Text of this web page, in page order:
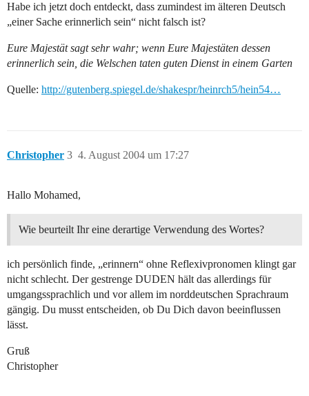
Habe ich jetzt doch entdeckt, dass zumindest im älteren Deutsch
„einer Sache erinnerlich sein“ nicht falsch ist?
Eure Majestät sagt sehr wahr; wenn Eure Majestäten dessen
erinnerlich sein, die Welschen taten guten Dienst in einem Garten
Quelle: http://gutenberg.spiegel.de/shakespr/heinrch5/hein54…
Christopher 4. August 2004 um 17:27
3
Hallo Mohamed,
Wie beurteilt Ihr eine derartige Verwendung des Wortes?
ich persönlich finde, „erinnern“ ohne Reflexivpronomen klingt gar
nicht schlecht. Der gestrenge DUDEN hält das allerdings für
umgangssprachlich und vor allem im norddeutschen Sprachraum
gängig. Du musst entscheiden, ob Du Dich davon beeinflussen
lässt.
Gruß
Christopher